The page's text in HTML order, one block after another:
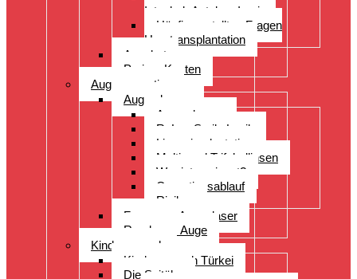
Istanbul- Antalya- Izmir
Häufig gestellten Fragen
Haartransplantation
Angebot
Preise- Kosten
Augenoperation
Augen lasern
Augen lasern
ReLex Smile Lasik
Linsenimplantation
Multi- und Trifokallinsen
Wer ist geeignet?
Operationsablauf
Risiken
Fragen zu Augenlaser
Rund ums Auge
Kinderwunsch
Kinderwunsch Türkei
Die Spitäler